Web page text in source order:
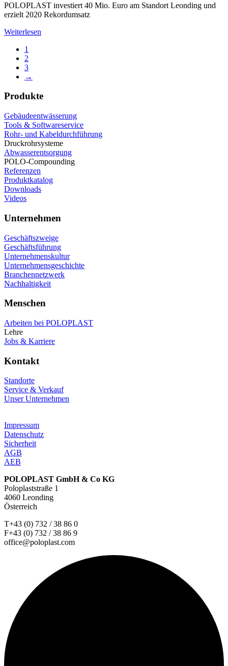
POLOPLAST investiert 40 Mio. Euro am Standort Leonding und
erzielt 2020 Rekordumsatz
Weiterlesen
1
2
3
→
Produkte
Gebäudeentwässerung
Tools & Softwareservice
Rohr- und Kabeldurchführung
Druckrohrsysteme
Abwasserentsorgung
POLO-Compounding
Referenzen
Produktkatalog
Downloads
Videos
Unternehmen
Geschäftszweige
Geschäftsführung
Unternehmenskultur
Unternehmensgeschichte
Branchennetzwerk
Nachhaltigkeit
Menschen
Arbeiten bei POLOPLAST
Lehre
Jobs & Karriere
Kontakt
Standorte
Service & Verkauf
Unser Unternehmen
Impressum
Datenschutz
Sicherheit
AGB
AEB
POLOPLAST GmbH & Co KG
Poloplaststraße 1
4060 Leonding
Österreich
T+43 (0) 732 / 38 86 0
F+43 (0) 732 / 38 86 9
office@poloplast.com